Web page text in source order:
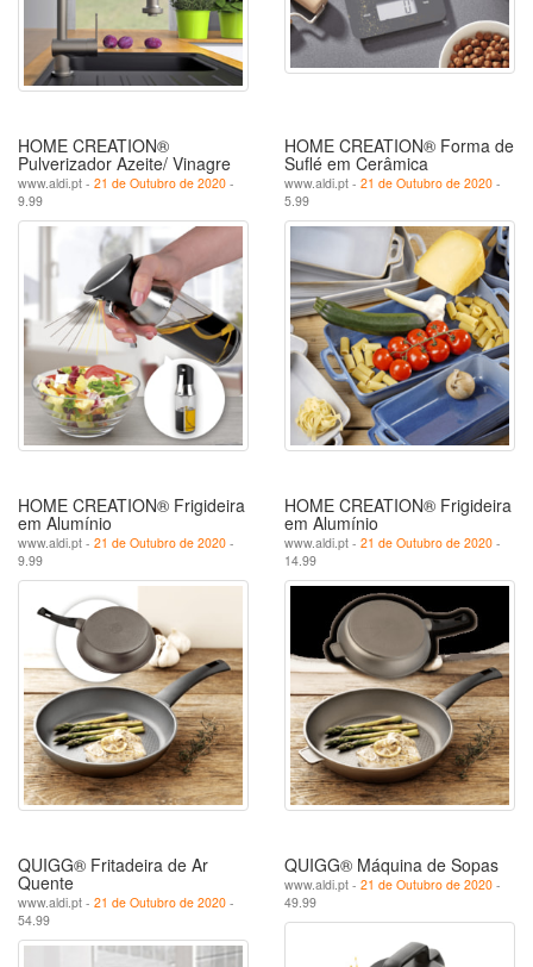
HOME CREATION®
Pulverizador Azeite/ Vinagre
www.aldi.pt - 21 de Outubro de 2020 -
9.99
HOME CREATION® Forma de
Suflé em Cerâmica
www.aldi.pt - 21 de Outubro de 2020 -
5.99
HOME CREATION® Frigideira
em Alumínio
www.aldi.pt - 21 de Outubro de 2020 -
9.99
HOME CREATION® Frigideira
em Alumínio
www.aldi.pt - 21 de Outubro de 2020 -
14.99
QUIGG® Fritadeira de Ar
Quente
www.aldi.pt - 21 de Outubro de 2020 -
54.99
QUIGG® Máquina de Sopas
www.aldi.pt - 21 de Outubro de 2020 -
49.99